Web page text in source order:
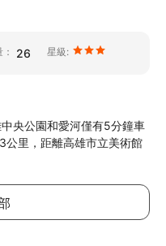
26 星級:
央公園和愛河僅有5分鐘車
公里，距離高雄市立美術館